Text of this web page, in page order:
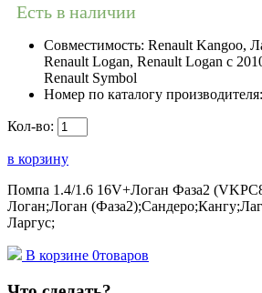
Есть в наличии
Совместимость: Renault Kangoo,
Renault Logan, Renault Logan c
Renault Symbol
Номер по каталогу производителя:
Кол-во:
в корзину
Помпа 1.4/1.6 16V+Логан Фаза2
Логан;Логан
Ларгус;
В корзине 0товаров